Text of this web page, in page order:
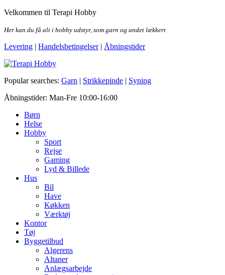
Skip
the
Velkommen til Terapi Hobby
Her kan du få alt i hobby udstyr, som garn og andet lækkert
Levering | Handelsbetingelser| Åbningstider
Terapi Hobby
Popular searches: Garn | Strikkepinde | Syning
Åbningstider: Man-Fre 10:00-16:00
Børn
Helse
Hobby
Sport
Rejse
Gaming
Lyd & Billede
Hus
Bil
Have
Køkken
Værktøj
Kontor
Tøj
Byggetilbud
Algerens
Altaner
Anlægsarbejde